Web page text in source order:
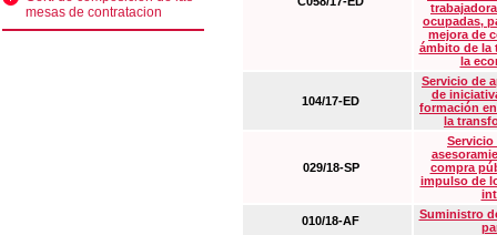
mesas de contratacion
ocupadas,
mejora de
ámbito de la
la
104/17-ED
Servicio de
de
formación
la
029/18-SP
Servicio
compra
impulso de
010/18-AF
Suministro